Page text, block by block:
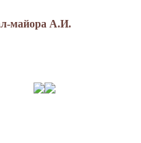
майора А.И.